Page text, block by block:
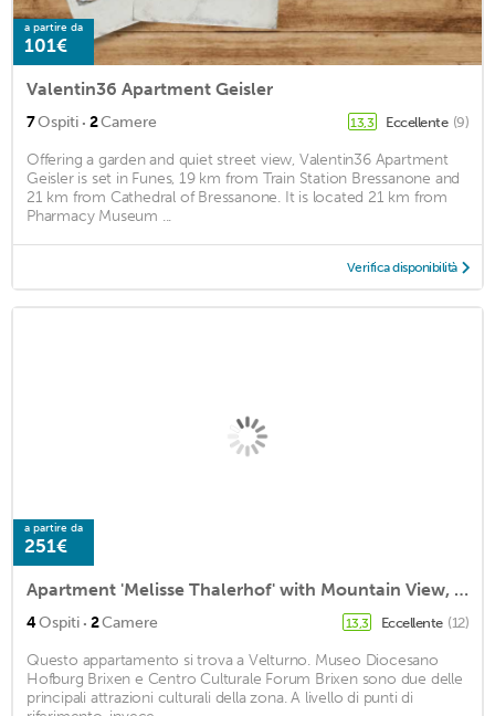
a partire da
101€
Valentin36 Apartment Geisler
7Ospiti · 2Camere 13,3 Eccellente (9)
Offering a garden and quiet street view, Valentin36 Apartment
Geisler is set in Funes, 19 km from Train Station Bressanone and
21 km from Cathedral of Bressanone. It is located 21 km from
Pharmacy Museum ...
Verifica disponibilità
a partire da
251€
Apartment 'Melisse Thalerhof' with Mountain View, Balconies & Wi-Fi
4Ospiti · 2Camere 13,3 Eccellente (12)
Questo appartamento si trova a Velturno. Museo Diocesano
Hofburg Brixen e Centro Culturale Forum Brixen sono due delle
principali attrazioni culturali della zona. A livello di punti di